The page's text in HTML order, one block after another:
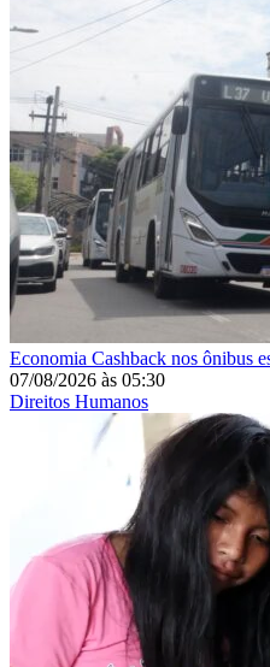
Economia Cashback nos ônibus
07/08/2026 às 05:30
Direitos Humanos